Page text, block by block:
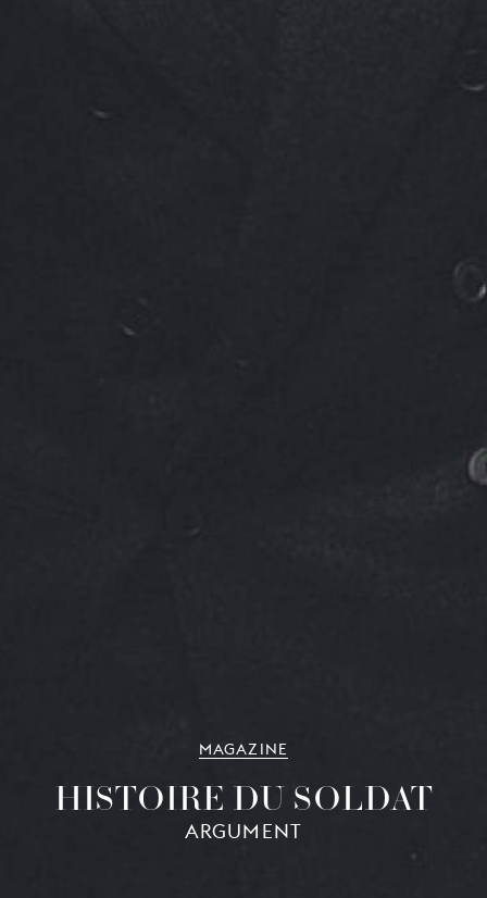
MAGAZINE
HISTOIRE DU SOLDAT
ARGUMENT